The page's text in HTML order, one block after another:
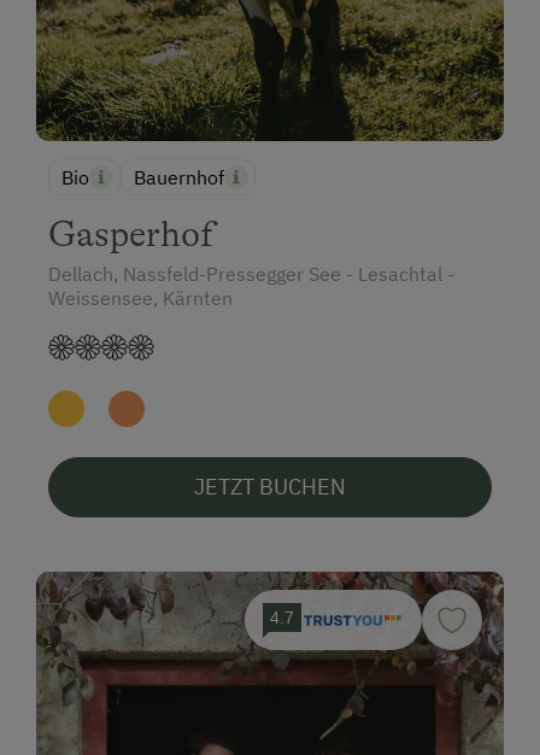
Bio Bauernhof
Gasperhof
Dellach, Nassfeld-Pressegger See - Lesachtal -
Weissensee, Kärnten
JETZT BUCHEN
4.7